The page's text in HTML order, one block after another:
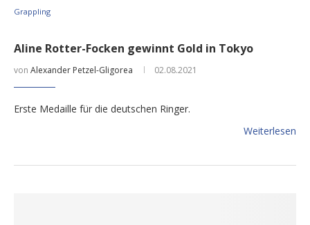
Grappling
Aline Rotter-Focken gewinnt Gold in Tokyo
von Alexander Petzel-Gligorea 02.08.2021
Erste Medaille für die deutschen Ringer.
Weiterlesen